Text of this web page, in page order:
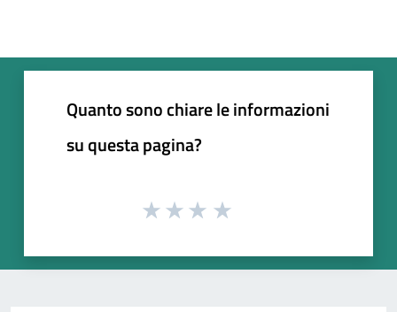
Quanto sono chiare le informazioni
su questa pagina?